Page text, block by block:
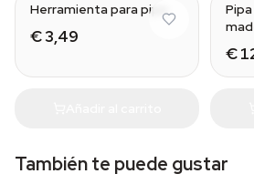
Herramienta para pipa
€ 3,49
€
También te puede gustar